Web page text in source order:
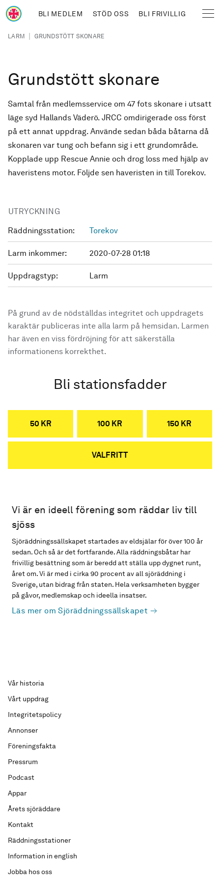
Hoppa till huvudinnehåll
BLI MEDLEM STÖD OSS BLI FRIVILLIG
Länkstig
LARM | GRUNDSTÖTT SKONARE
Grundstött skonare
Samtal från medlemsservice om 47 fots skonare i utsatt
läge syd Hallands Väderö. JRCC omdirigerade oss först
på ett annat uppdrag. Använde sedan båda båtarna då
skonaren var tung och befann sig i ett grundområde.
Kopplade upp Rescue Annie och drog loss med hjälp av
haveristens motor. Följde sen haveristen in till Torekov.
UTRYCKNING
Räddningsstation: Torekov
Larm inkommer: 2020-07-28 01:18
Uppdragstyp: Larm
På grund av de nödställdas integritet och uppdragets
karaktär publiceras inte alla larm på hemsidan. Larmen
har även en viss fördröjning för att säkerställa
informationens korrekthet.
Bli stationsfadder
50 KR 100 KR 150 KR
VALFRITT
Vi är en ideell förening som räddar liv till
sjöss
Sjöräddningssällskapet startades av eldsjälar för över 100 år
sedan. Och så är det fortfarande. Alla räddningsbåtar har
frivillig besättning som är beredd att ställa upp dygnet runt,
året om. Vi är med i cirka 90 procent av all sjöräddning i
Sverige, utan bidrag från staten. Hela verksamheten bygger
på gåvor, medlemskap och ideella insatser.
Läs mer om Sjöräddningssällskapet
Vår historia
Vårt uppdrag
Integritetspolicy
Annonser
Föreningsfakta
Pressrum
Podcast
Appar
Årets sjöräddare
Kontakt
Räddningsstationer
Information in english
Jobba hos oss